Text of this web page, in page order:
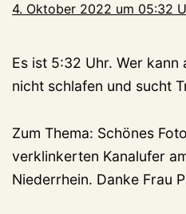
4. Oktober 2022 um 05:32
Es ist 5:32 Uhr. Wer kann
nicht schlafen und sucht
Zum Thema: Schönes
verklinkerten Kanalufer
Niederrhein. Danke Frau